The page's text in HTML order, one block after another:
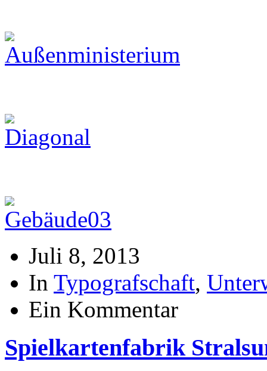
Juli 8, 2013
In Typografschaft,
Ein Kommentar
Spielkartenfabrik